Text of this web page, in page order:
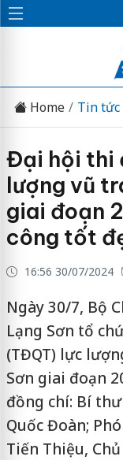
Home Tin tức
Đại hội thi
lượng vũ
giai đoạn
công tốt
16:56 30/07/2024
Ngày 30/7, Bộ
Lạng Sơn tổ
(TĐQT) lực
Sơn giai đoạn
đồng chí: Bí
Quốc Đoàn;
Tiến Thiệu,